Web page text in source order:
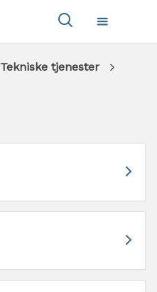
Meny
Tekniske tjenester